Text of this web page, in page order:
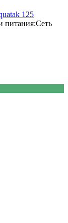
125
питания:Сеть